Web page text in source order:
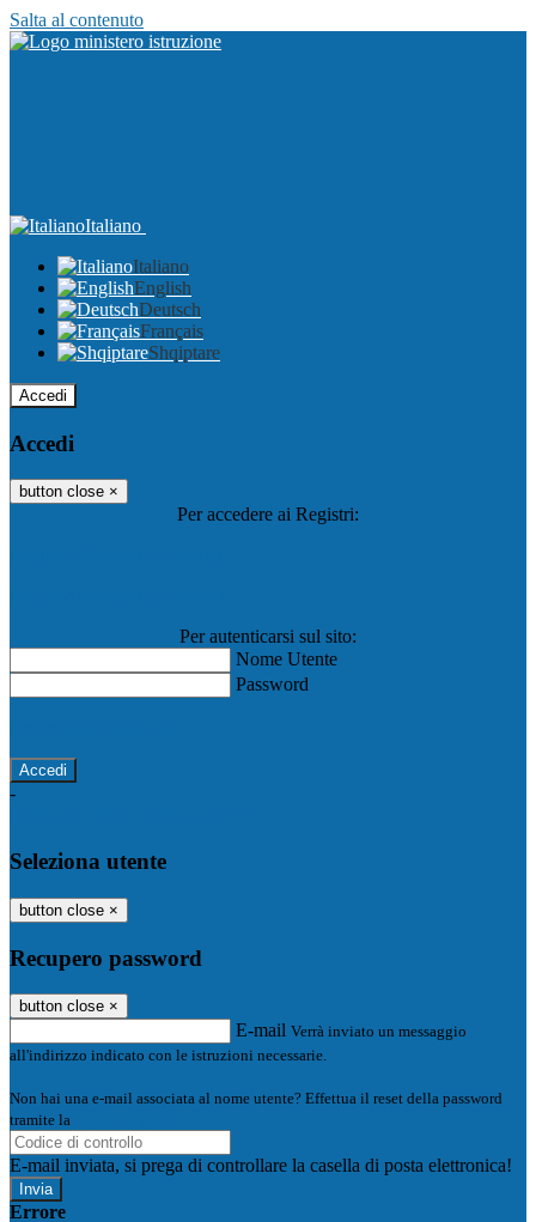
Salta al contenuto
Italiano
Italiano
English
Deutsch
Français
Shqiptare
Accedi
Accedi
button close ×
Per accedere ai Registri:
Per autenticarsi sul sito:
Nome Utente
Password
-
Seleziona utente
button close ×
Recupero password
button close ×
E-mail Verrà inviato un messaggio
all'indirizzo indicato con le istruzioni necessarie.
Non hai una e-mail associata al nome utente? Effettua il reset della password
tramite la
E-mail inviata, si prega di controllare la casella di posta elettronica!
Errore